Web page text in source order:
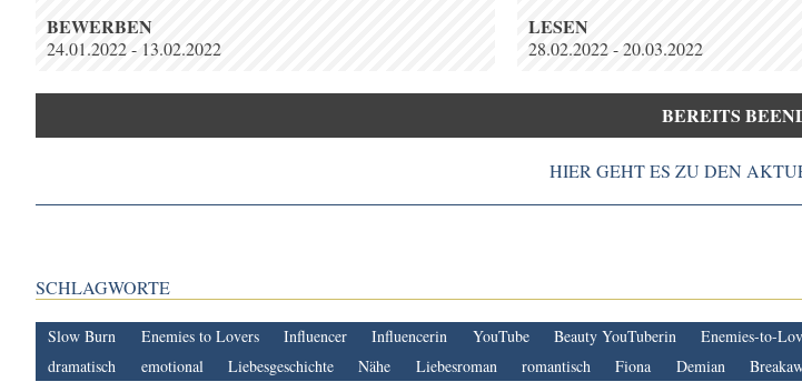
BEWERBEN
24.01.2022 - 13.02.2022
LESEN
28.02.2022 - 20.03.2022
BEREITS
HIER GEHT ES ZU DEN
SCHLAGWORTE
Slow Burn Enemies to Lovers Influencer Influencerin YouTube Beauty YouTuberin Enemies-to-
dramatisch
emotional Liebesgeschichte Nähe Liebesroman romantisch Fiona Demian